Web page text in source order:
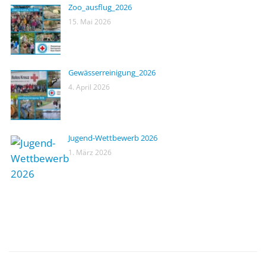
Zoo_ausflug_2026
15. Mai 2026
Gewässerreinigung_2026
4. April 2026
Jugend-Wettbewerb 2026
1. März 2026